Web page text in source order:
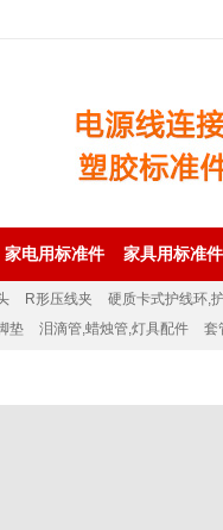
家电用标准件 家具用标准件
R形压线夹 硬质卡式护线环,
垫 泪滴管,蜡烛管,灯具配件 套